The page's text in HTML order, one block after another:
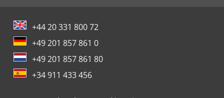
+44 20 331 800 72
+49 201 857 861 0
+49 201 857 861 80
+34 911 433 456